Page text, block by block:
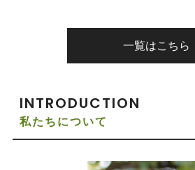
一覧はこちら
INTRODUCTION
私たちについて